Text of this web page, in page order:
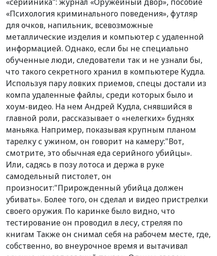
«Психология криминального поведения», футляр
для очков, напильник, всевозможные
металлические изделия и компьютер с удаленной
информацией. Однако, если бы не специально
обученные люди, следователи так и не узнали бы,
что такого секретного хранил в компьютере Кудла.
Используя пару ловких приемов, спецы достали из
компа удаленные файлы, среди которых было и
хоум-видео. На нем Андрей Кудла, снявшийся в
главной роли, рассказывает о «нелегких» буднях
маньяка. Например, показывая крупным планом
тарелку с ужином, он говорит на камеру:"Вот,
смотрите, это обычная еда серийного убийцы».
Или, садясь в позу лотоса и держа в руке
самодельный пистолет, он
произносит:"Прирожденный убийца должен
убивать». Более того, он сделал и видео пристрелки
своего оружия. По каринке было видно, что
тестирование он проводил в лесу, стреляя по
книгам Также он снимал себя на рабочем месте, где,
собственно, во внеурочное время и вытачивал